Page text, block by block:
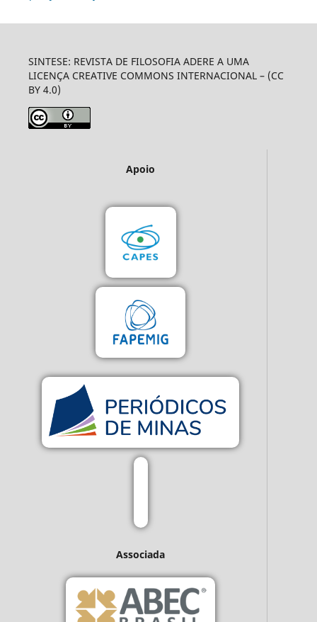
SINTESE: REVISTA DE FILOSOFIA ADERE A UMA
LICENÇA CREATIVE COMMONS INTERNACIONAL – (CC
BY 4.0)
Apoio
Associada